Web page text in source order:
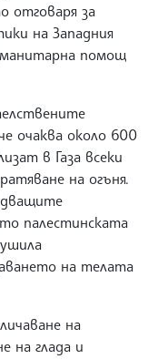
отговаря за
на Западния
помощ
очаква около 600
в Газа всеки
на огъня.
палестинската
на телата
на
на глада и